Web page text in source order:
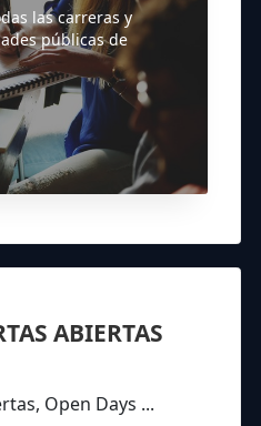
las carreras y
públicas de
ABIERTAS
Open Days ...